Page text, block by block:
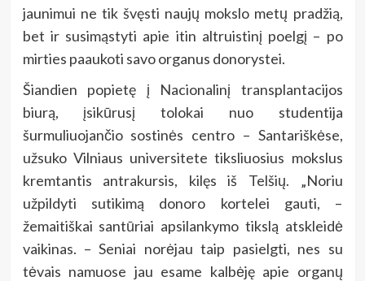
jaunimui ne tik švęsti naujų mokslo metų pradžią,
bet ir susimąstyti apie itin altruistinį poelgį – po
mirties paaukoti savo organus donorystei.
Šiandien popietę į Nacionalinį transplantacijos
biurą, įsikūrusį tolokai nuo studentija
šurmuliuojančio sostinės centro – Santariškėse,
užsuko Vilniaus universitete tiksliuosius mokslus
kremtantis antrakursis, kilęs iš Telšių. „Noriu
užpildyti sutikimą donoro kortelei gauti, –
žemaitiškai santūriai apsilankymo tikslą atskleidė
vaikinas. – Seniai norėjau taip pasielgti, nes su
tėvais namuose jau esame kalbėję apie organų